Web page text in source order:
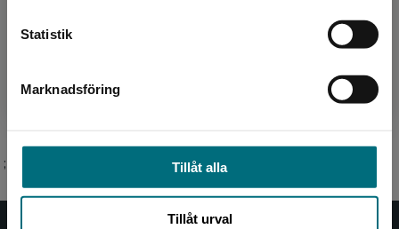
Statistik
Marknadsföring
Tillåt alla
Tillåt urval
bor numera i Göteborg. Hon jobbar till vardags
som Narrative Director och manusförfattare i
;